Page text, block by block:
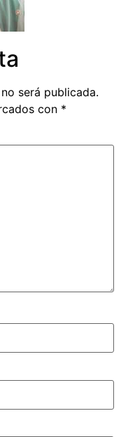
será publicada.
con *